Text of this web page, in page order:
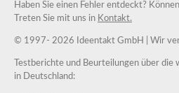
Haben Sie einen Fehler entdeckt?
Treten Sie mit uns in Kontakt.
© 1997- 2026 Ideentakt GmbH | Wir
Testberichte und Beurteilungen über
in Deutschland: